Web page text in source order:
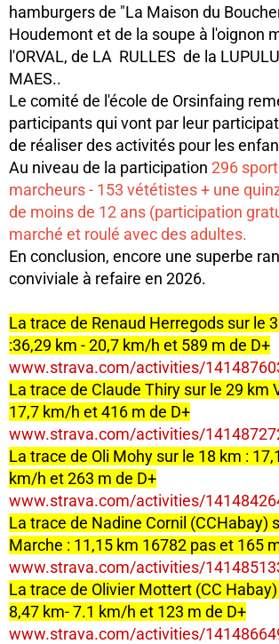
hamburgers de "La Maison du
Houdemont et de la soupe à l'oignon
l'ORVAL, de LA RULLES de la
MAES..
Le comité de l'école de Orsinfaing
participants qui vont par leur
de réaliser des activités pour les
Au niveau de la participation 296
marcheurs - 153 vététistes + une
de moins de 12 ans (participation
marché et roulé avec des adultes.
En conclusion, encore une superbe
conviviale à refaire en 2026.
La trace de Renaud Herregods sur le
:36,29 km - 20,7 km/h et 589 m de D+
www.strava.com/activities/
La trace de Claude Thiry sur le 29 km
17,7 km/h et 416 m de D+
www.strava.com/activities/
La trace de Oli Mohy sur le 18 km :
km/h et 263 m de D+
www.strava.com/activities/
La trace de Nadine Cornil (CCHabay)
Marche : 11,15 km 16782 pas et 165
www.strava.com/activities/
La trace de Olivier Mottert (CC
8,47 km- 7.1 km/h et 123 m de D+
www.strava.com/activities/